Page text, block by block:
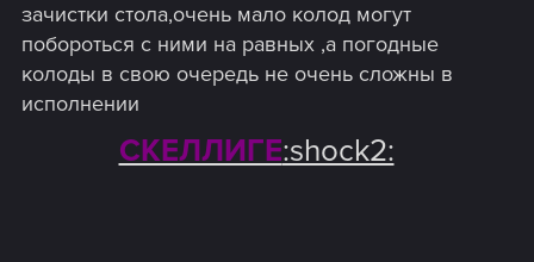
зачистки стола,очень мало колод могут
побороться с ними на равных ,а погодные
колоды в свою очередь не очень сложны в
исполнении
СКЕЛЛИГЕ:shock2: